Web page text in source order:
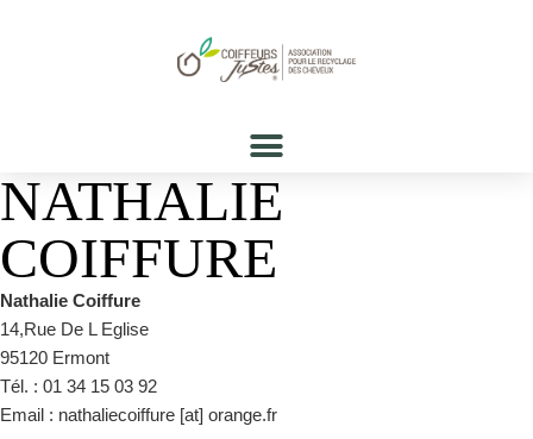
NATHALIE
COIFFURE
Nathalie Coiffure
14,Rue De L Eglise
95120 Ermont
Tél. : 01 34 15 03 92
Email : nathaliecoiffure [at] orange.fr